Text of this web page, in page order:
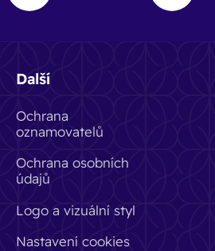
Další
Ochrana
oznamovatelů
Ochrana osobních
údajů
Logo a vizuální styl
Nastavení cookies